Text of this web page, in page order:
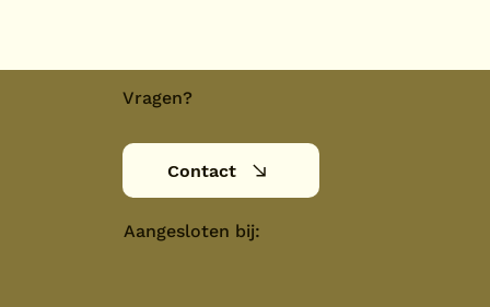
Aangesloten bij:
Vragen?
Contact